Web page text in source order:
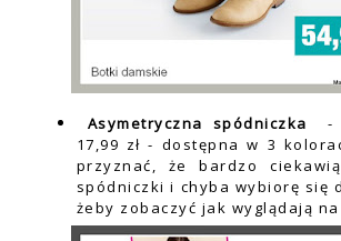
Asymetryczna spódniczka
-
17,99 zł - dostępna w 3
przyznać, że bardzo
spódniczki i chyba wybiorę się
żeby zobaczyć jak wyglądają na